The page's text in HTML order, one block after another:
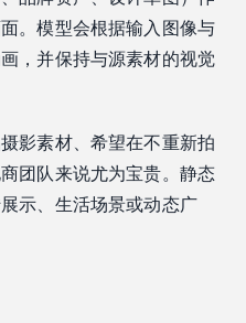
。模型会根据输入图像与
，并保持与源素材的视觉
影素材、希望在不重新拍
团队来说尤为宝贵。静态
示、生活场景或动态广